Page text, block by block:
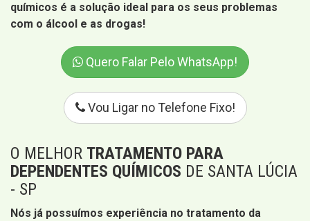
químicos é a solução ideal para os seus problemas
com o álcool e as drogas!
Quero Falar Pelo WhatsApp!
Vou Ligar no Telefone Fixo!
O MELHOR TRATAMENTO PARA
DEPENDENTES QUÍMICOS DE SANTA LÚCIA
- SP
Nós já possuímos experiência no tratamento da